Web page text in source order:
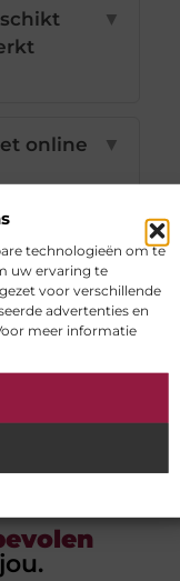
technologieën om te
uw ervaring te
voor verschillende
advertenties en
meer informatie
▼
online
▼
▼